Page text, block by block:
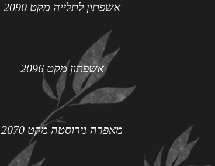
אשפתון לתלייה מקט 2090
אשפתון מקט 2096
מאפרה נירוסטה מקט 2070